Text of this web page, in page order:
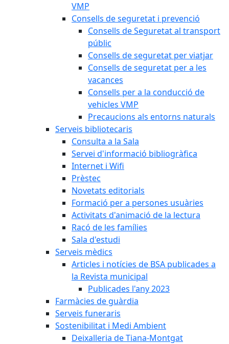
VMP
Consells de seguretat i prevenció
Consells de Seguretat al transport
públic
Consells de seguretat per viatjar
Consells de seguretat per a les
vacances
Consells per a la conducció de
vehicles VMP
Precaucions als entorns naturals
Serveis bibliotecaris
Consulta a la Sala
Servei d'informació bibliogràfica
Internet i Wifi
Prèstec
Novetats editorials
Formació per a persones usuàries
Activitats d'animació de la lectura
Racó de les famílies
Sala d'estudi
Serveis mèdics
Articles i notícies de BSA publicades a
la Revista municipal
Publicades l'any 2023
Farmàcies de guàrdia
Serveis funeraris
Sostenibilitat i Medi Ambient
Deixalleria de Tiana-Montgat